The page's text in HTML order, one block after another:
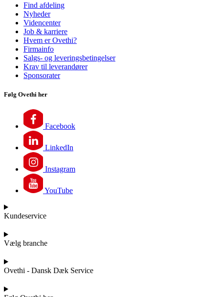
Find afdeling
Nyheder
Videncenter
Job & karriere
Hvem er Ovethi?
Firmainfo
Salgs- og leveringsbetingelser
Krav til leverandører
Sponsorater
Følg Ovethi her
Facebook
LinkedIn
Instagram
YouTube
Kundeservice
Vælg branche
Ovethi - Dansk Dæk Service